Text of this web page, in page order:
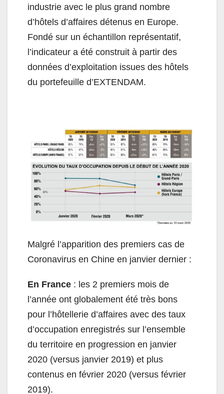
industrie avec le plus grand nombre
d’hôtels d’affaires détenus en Europe.
Fondé sur un échantillon représentatif,
l’indicateur a été construit à partir des
données d’exploitation issues des hôtels
du portefeuille d’EXTENDAM.
Malgré l’apparition des premiers cas de
Coronavirus en Chine en janvier dernier :
En France : les 2 premiers mois de
l’année ont globalement été très bons
pour l’hôtellerie d’affaires avec des taux
d’occupation enregistrés sur l’ensemble
du territoire en progression en janvier
2020 (versus janvier 2019) et plus
contenus en février 2020 (versus février
2019).